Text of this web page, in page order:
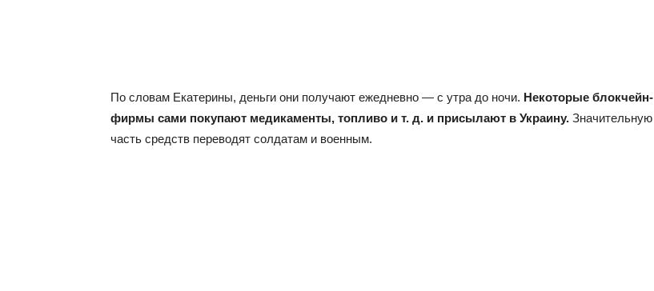
По словам Екатерины, деньги они получают ежедневно — с утра до ночи. Некоторые блокчейн-
фирмы сами покупают медикаменты, топливо и т. д. и присылают в Украину. Значительную
часть средств переводят солдатам и военным.